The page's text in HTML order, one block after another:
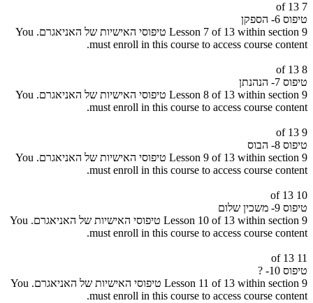
7 of 13
טיפוס 6- הספקן
Lesson 7 of 13 within section 9 טיפוסי האישיות של האניאגרם.
You
must enroll in this course to access course content.
8 of 13
טיפוס 7- הנהנתן
Lesson 8 of 13 within section 9 טיפוסי האישיות של האניאגרם.
You
must enroll in this course to access course content.
9 of 13
טיפוס 8- הבוס
Lesson 9 of 13 within section 9 טיפוסי האישיות של האניאגרם.
You
must enroll in this course to access course content.
10 of 13
טיפוס 9- משכין שלום
Lesson 10 of 13 within section 9 טיפוסי האישיות של האניאגרם.
You
must enroll in this course to access course content.
11 of 13
טיפוס 10- ?
Lesson 11 of 13 within section 9 טיפוסי האישיות של האניאגרם.
You
must enroll in this course to access course content.